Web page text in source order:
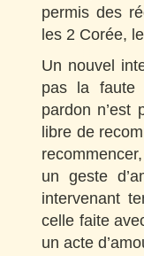
permis des
les 2 Corée,
Un nouvel
pas la faute
pardon n’est
libre de
un geste
intervenant
celle faite
un acte